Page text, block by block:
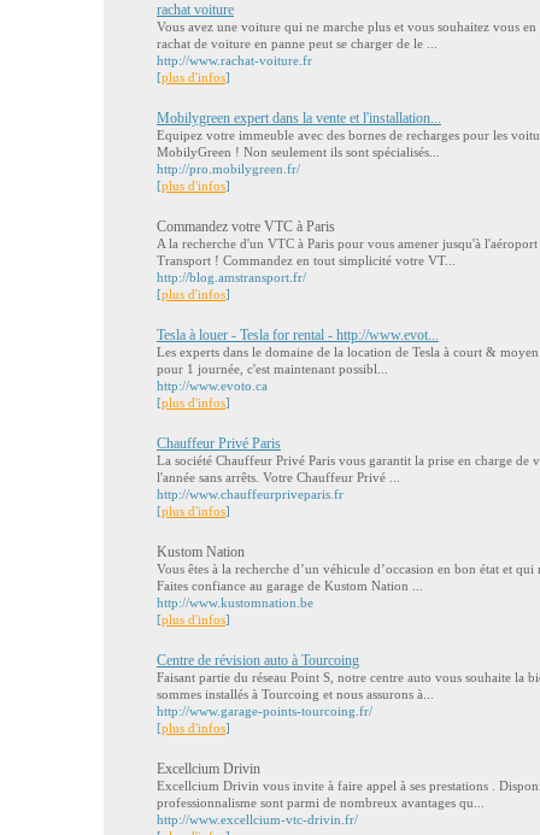
rachat voiture
Vous avez une voiture qui ne marche plus et vous souhaitez vous
rachat de voiture en panne peut se charger de le ...
http://www.rachat-voiture.fr
[plus d'infos]
Mobilygreen expert dans la vente et l'installation...
Equipez votre immeuble avec des bornes de recharges pour les
MobilyGreen ! Non seulement ils sont spécialisés...
http://pro.mobilygreen.fr/
[plus d'infos]
Commandez votre VTC à Paris
A la recherche d'un VTC à Paris pour vous amener jusqu'à
Transport ! Commandez en tout simplicité votre VT...
http://blog.amstransport.fr/
[plus d'infos]
Tesla à louer - Tesla for rental - http://www.evot...
Les experts dans le domaine de la location de Tesla à court &
pour 1 journée, c'est maintenant possibl...
http://www.evoto.ca
[plus d'infos]
Chauffeur Privé Paris
La société Chauffeur Privé Paris vous garantit la prise en charge de
l'année sans arrêts. Votre Chauffeur Privé ...
http://www.chauffeurpriveparis.fr
[plus d'infos]
Kustom Nation
Vous êtes à la recherche d’un véhicule d’occasion en bon état et
Faites confiance au garage de Kustom Nation ...
http://www.kustomnation.be
[plus d'infos]
Centre de révision auto à Tourcoing
Faisant partie du réseau Point S, notre centre auto vous souhaite la
sommes installés à Tourcoing et nous assurons à...
http://www.garage-points-tourcoing.fr/
[plus d'infos]
Excellcium Drivin
Excellcium Drivin vous invite à faire appel à ses prestations .
professionnalisme sont parmi de nombreux avantages qu...
http://www.excellcium-vtc-drivin.fr/